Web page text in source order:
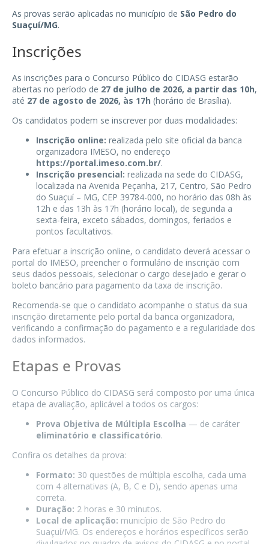
As provas serão aplicadas no município de São Pedro do
Suaçuí/MG.
Inscrições
As inscrições para o Concurso Público do CIDASG estarão
abertas no período de 27 de julho de 2026, a partir das 10h,
até 27 de agosto de 2026, às 17h (horário de Brasília).
Os candidatos podem se inscrever por duas modalidades:
Inscrição online: realizada pelo site oficial da banca
organizadora IMESO, no endereço
https://portal.imeso.com.br/.
Inscrição presencial: realizada na sede do CIDASG,
localizada na Avenida Peçanha, 217, Centro, São Pedro
do Suaçuí – MG, CEP 39784-000, no horário das 08h às
12h e das 13h às 17h (horário local), de segunda a
sexta-feira, exceto sábados, domingos, feriados e
pontos facultativos.
Para efetuar a inscrição online, o candidato deverá acessar o
portal do IMESO, preencher o formulário de inscrição com
seus dados pessoais, selecionar o cargo desejado e gerar o
boleto bancário para pagamento da taxa de inscrição.
Recomenda-se que o candidato acompanhe o status da sua
inscrição diretamente pelo portal da banca organizadora,
verificando a confirmação do pagamento e a regularidade dos
dados informados.
Etapas e Provas
O Concurso Público do CIDASG será composto por uma única
etapa de avaliação, aplicável a todos os cargos:
Prova Objetiva de Múltipla Escolha — de caráter
eliminatório e classificatório.
Confira os detalhes da prova:
Formato: 30 questões de múltipla escolha, cada uma
com 4 alternativas (A, B, C e D), sendo apenas uma
correta.
Duração: 2 horas e 30 minutos.
Local de aplicação: município de São Pedro do
Suaçuí/MG. Os endereços e horários específicos serão